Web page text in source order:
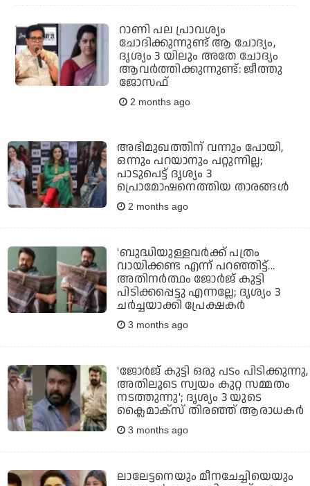
റാണി പല പ്രാവശ്യം
ചോദിക്കുന്നുണ്ട് ആ ചോദ്യം,
ദൃശ്യം 3 യിലും അതേ ചോദ്യം
ആവർത്തിക്കുന്നുണ്ട്: ജീത്തു
ജോസഫ്
2 months ago
അഭിമുഖത്തിന് വന്നും പോയി,
ഒന്നും പറയാനും പറ്റുന്നില്ല;
പാടുപെട്ട് ദൃശ്യം 3
പ്രൊമോഷനെത്തിയ താരങ്ങള്‍
2 months ago
'ബുദ്ധിയുള്ളവർക്ക് പത്രം
വായിക്കണ്ട എന്ന് പറഞ്ഞിട്ട്...
അതിനർത്ഥം ജോർജ് കുട്ടി
പിടിക്കപ്പെട്ടു എന്നല്ലേ; ദൃശ്യം 3
ചർച്ചയാക്കി പ്രേക്ഷകർ
3 months ago
'ജോർജ് കുട്ടി ഒരു പടം പിടിക്കുന്നു,
അതിലൂടെ സ്വയം കുറ്റ സമ്മതം
നടത്തുന്നു'; ദൃശ്യം 3 യുടെ
ക്ലൈമാക്സ് തിരഞ്ഞ് ആരാധകർ
3 months ago
ലാലേട്ടനെയും മീനചേച്ചിയെയും